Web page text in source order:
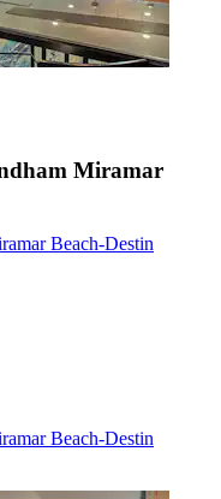
Miramar
Beach-Destin
Beach-Destin